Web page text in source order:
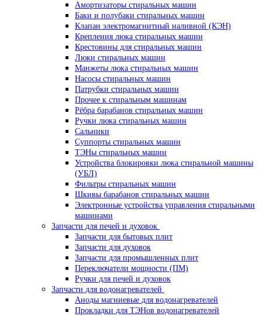
Амортизаторы стиральных машин
Баки и полубаки стиральных машин
Клапан электромагнитный наливной (КЭН)
Крепления люка стиральных машин
Крестовины для стиральных машин
Люки стиральных машин
Манжеты люка стиральных машин
Насосы стиральных машин
Патрубки стиральных машин
Прочее к стиральным машинам
Рёбра барабанов стиральных машин
Ручки люка стиральных машин
Сальники
Суппорты стиральных машин
ТЭНы стиральных машин
Устройства блокировки люка стиральной машины
(УБЛ)
Фильтры стиральных машин
Шкивы барабанов стиральных машин
Электронные устройства управления стиральными
машинами
Запчасти для печей и духовок
Запчасти для бытовых плит
Запчасти для духовок
Запчасти для промышленных плит
Переключатели мощности (ПМ)
Ручки для печей и духовок
Запчасти для водонагревателей
Аноды магниевые для водонагревателей
Прокладки для ТЭНов водонагревателей